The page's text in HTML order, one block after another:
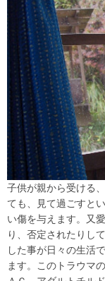
子供が親から受ける
ても、見て過ごすと
い傷を与えます。又
り、否定されたりし
した事が日々の生活
ます。このトラウマ